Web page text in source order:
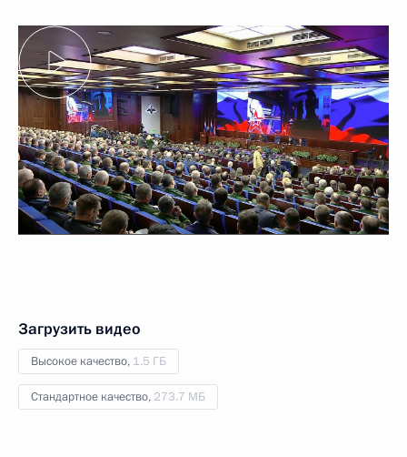
Загрузить видео
Высокое качество, 1.5 ГБ
Стандартное качество, 273.7 МБ